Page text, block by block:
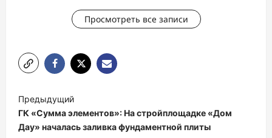
Просмотреть все записи
а
в
Предыдущий
ГК «Сумма элементов»: На стройплощадке «Дом
Дау» началась заливка фундаментной плиты